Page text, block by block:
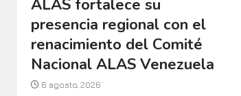
ALAS fortalece su
presencia regional con el
renacimiento del Comité
Nacional ALAS Venezuela
6 agosto, 2026